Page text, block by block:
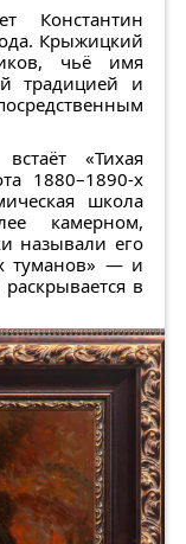
Константин
Крыжицкий
чьё имя
традицией и
«Тихая
1880–1890-х
школа
камерном,
называли его
туманов» — и
в